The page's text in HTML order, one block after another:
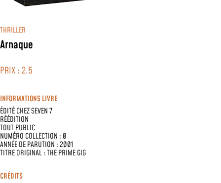
THRILLER
Arnaque
PRIX : 2.5
INFORMATIONS LIVRE
ÉDITÉ CHEZSEVEN 7
RÉÉDITION
TOUT PUBLIC
NUMÉRO COLLECTION : 0
ANNÉE DE PARUTION : 2001
TITRE ORIGINAL : THE PRIME GIG
CRÉDITS